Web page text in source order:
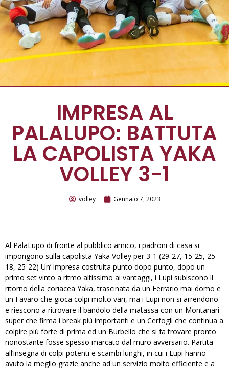
IMPRESA AL
PALALUPO: BATTUTA
LA CAPOLISTA YAKA
VOLLEY 3-1
volley Gennaio 7, 2023
Al PalaLupo di fronte al pubblico amico, i padroni di casa si
impongono sulla capolista Yaka Volley per 3-1 (29-27, 15-25, 25-
18, 25-22) Un’ impresa costruita punto dopo punto, dopo un
primo set vinto a ritmo altissimo ai vantaggi, i Lupi subiscono il
ritorno della coriacea Yaka, trascinata da un Ferrario mai domo e
un Favaro che gioca colpi molto vari, ma i Lupi non si arrendono
e riescono a ritrovare il bandolo della matassa con un Montanari
super che firma i break più importanti e un Cerfogli che continua a
colpire più forte di prima ed un Burbello che si fa trovare pronto
nonostante fosse spesso marcato dal muro avversario. Partita
all’insegna di colpi potenti e scambi lunghi, in cui i Lupi hanno
avuto la meglio grazie anche ad un servizio molto efficiente e a